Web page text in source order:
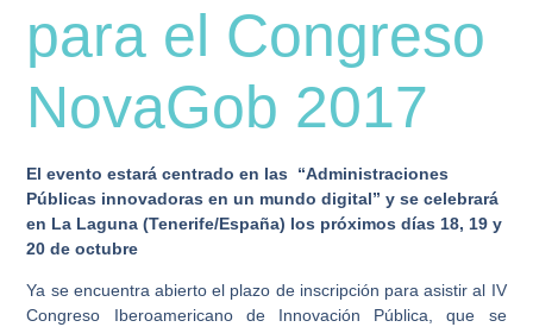
para el Congreso
NovaGob 2017
El evento estará centrado en las “Administraciones
Públicas innovadoras en un mundo digital” y se celebrará
en La Laguna (Tenerife/España) los próximos días 18, 19 y
20 de octubre
Ya se encuentra abierto el plazo de inscripción para asistir al IV
Congreso Iberoamericano de Innovación Pública, que se